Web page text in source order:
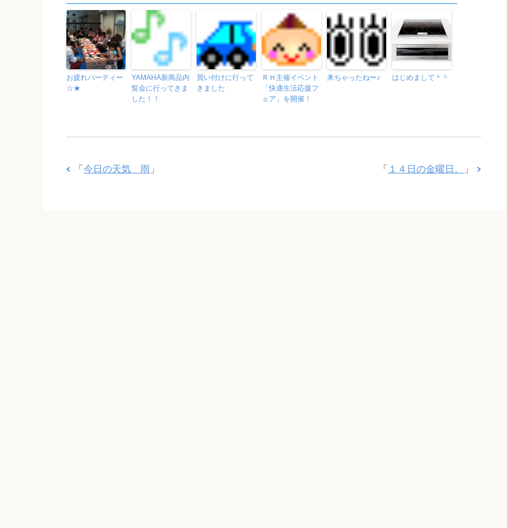
お疲れパーティー
☆★
YAMAHA新商品内
覧会に行ってきま
した！！
買い付けに行って
きました
ＲＨ主催イベント
「快適生活応援フ
ェア」を開催！
来ちゃったね〜♪ はじめまして＾＾
「 １４日の金曜日。 」
「 今日の天気 雨 」